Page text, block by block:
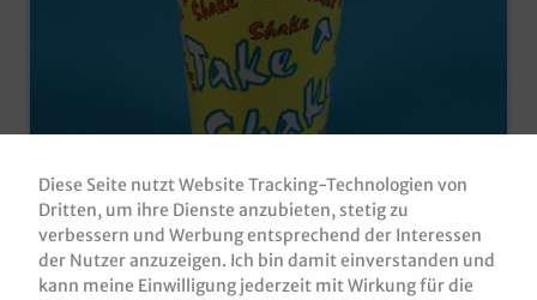
Shakebecher aus Pappe mit Neutraldruck
500ml 1000St
Shakebecher / Shake to go Becher / Trinkbecher aus
Diese Seite nutzt Website Tracking-Technologien von
Dritten, um ihre Dienste anzubieten, stetig zu
verbessern und Werbung entsprechend der Interessen
der Nutzer anzuzeigen. Ich bin damit einverstanden und
kann meine Einwilligung jederzeit mit Wirkung für die